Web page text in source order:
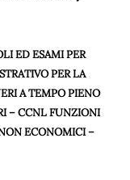
ED ESAMI PER
PER LA
A TEMPO PIENO
– CCNL FUNZIONI
ECONOMICI –